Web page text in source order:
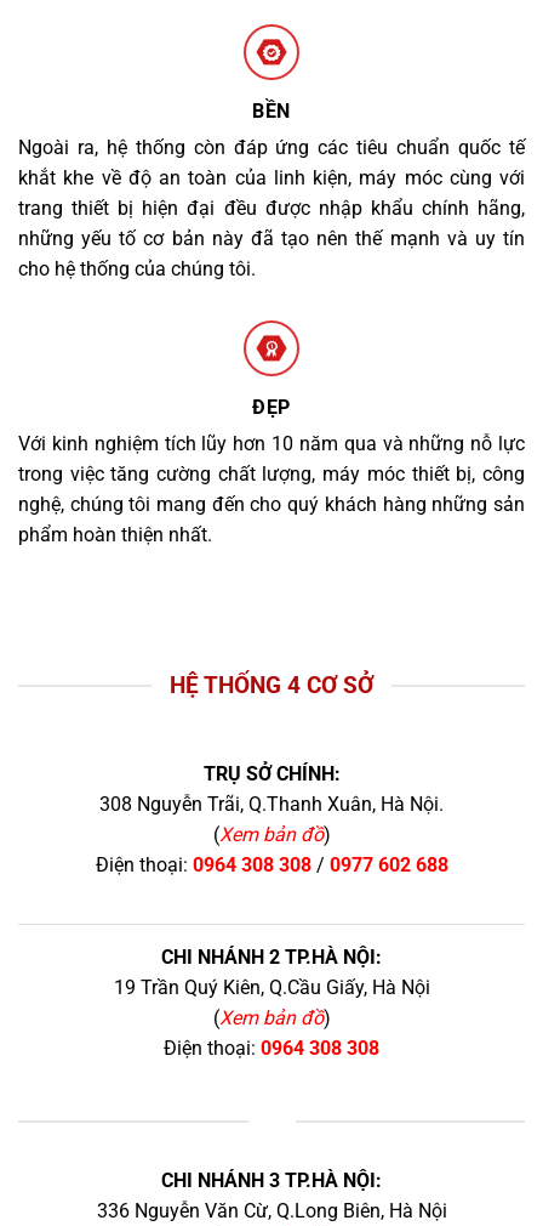
BỀN
Ngoài ra, hệ thống còn đáp ứng các tiêu chuẩn quốc tế
khắt khe về độ an toàn của linh kiện, máy móc cùng với
trang thiết bị hiện đại đều được nhập khẩu chính hãng,
những yếu tố cơ bản này đã tạo nên thế mạnh và uy tín
cho hệ thống của chúng tôi.
ĐẸP
Với kinh nghiệm tích lũy hơn 10 năm qua và những nỗ lực
trong việc tăng cường chất lượng, máy móc thiết bị, công
nghệ, chúng tôi mang đến cho quý khách hàng những sản
phẩm hoàn thiện nhất.
HỆ THỐNG 4 CƠ SỞ
TRỤ SỞ CHÍNH:
308 Nguyễn Trãi, Q.Thanh Xuân, Hà Nội.
(Xem bản đồ)
Điện thoại: 0964 308 308/ 0977 602 688
CHI NHÁNH 2 TP.HÀ NỘI:
19 Trần Quý Kiên, Q.Cầu Giấy, Hà Nội
(Xem bản đồ)
Điện thoại: 0964 308 308
CHI NHÁNH 3 TP.HÀ NỘI:
336 Nguyễn Văn Cừ, Q.Long Biên, Hà Nội